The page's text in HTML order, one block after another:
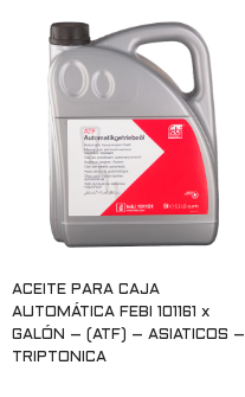
ACEITE PARA CAJA
AUTOMÁTICA FEBI 101161 x
GALÓN – (ATF) – ASIATICOS –
TRIPTONICA